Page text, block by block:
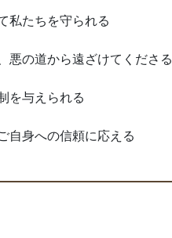
私たちを守られる
悪の道から遠ざけてくださる
を与えられる
自身への信頼に応える